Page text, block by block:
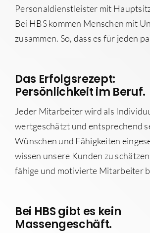
Personaldienstleister mit
Bei HBS kommen Menschen mit
zusammen. So, dass es für jeden
Das Erfolgsrezept:
Persönlichkeit im Beruf.
Jeder Mitarbeiter wird als
wertgeschätzt und entsprechend
Wünschen und Fähigkeiten
wissen unsere Kunden zu
fähige und motivierte Mitarbeiter
Bei HBS gibt es kein
Massengeschäft.